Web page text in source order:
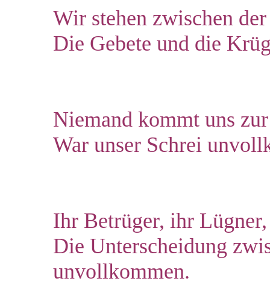
Wir stehen zwischen
Die Gebete und die
Niemand kommt uns
War unser Schrei
Ihr Betrüger, ihr
Die Unterscheidung
unvollkommen.